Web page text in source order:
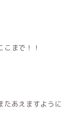
こまで！！
たあえますように